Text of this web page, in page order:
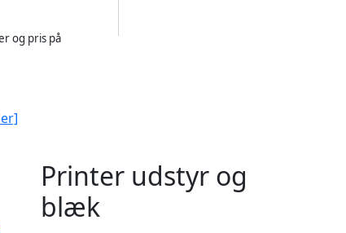
og pris på
Printer udstyr og
blæk